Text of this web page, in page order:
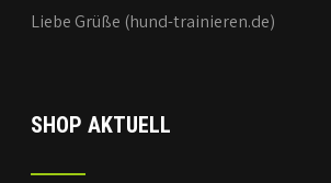
Liebe Grüße (hund-trainieren.de)
SHOP AKTUELL